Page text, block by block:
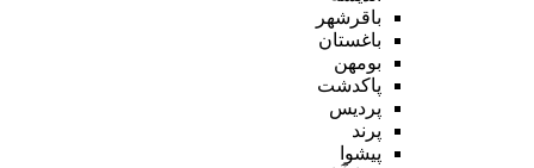
باقرشهر
باغستان
بومهن
پاکدشت
پردیس
پرند
پیشوا